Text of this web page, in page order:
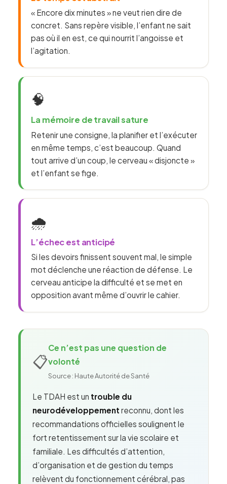
« Encore dix minutes » ne veut rien dire de
concret. Sans repère visible, l’enfant ne sait
pas où il en est, ce qui nourrit l’angoisse et
l’agitation.
🧠
La mémoire de travail sature
Retenir une consigne, la planifier et l’exécuter
en même temps, c’est beaucoup. Quand
tout arrive d’un coup, le cerveau « disjoncte »
et l’enfant se fige.
🌧️
L’échec est anticipé
Si les devoirs finissent souvent mal, le simple
mot déclenche une réaction de défense. Le
cerveau anticipe la difficulté et se met en
opposition avant même d’ouvrir le cahier.
📋
Ce n’est pas une question de
volonté
Source : Haute Autorité de Santé
Le TDAH est un trouble du
neurodéveloppement reconnu, dont les
recommandations officielles soulignent le
fort retentissement sur la vie scolaire et
familiale. Les difficultés d’attention,
d’organisation et de gestion du temps
relèvent du fonctionnement cérébral, pas